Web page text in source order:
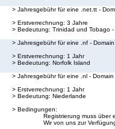
> Jahresgebühr für eine .net.tt -
> Erstverrechnung: 3 Jahre
> Bedeutung: Trinidad und Tobago -
> Jahresgebühr für eine .nf - Domain
> Erstverrechnung: 1 Jahr
> Bedeutung: Norfolk Island
> Jahresgebühr für eine .nl - Domain
> Erstverrechnung: 1 Jahr
> Bedeutung: Niederlande
> Bedingungen:
Registrierung muss über
Wir von uns zur